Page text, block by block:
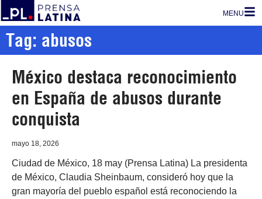
MENU
Tag: abusos
México destaca reconocimiento
en España de abusos durante
conquista
mayo 18, 2026
Ciudad de México, 18 may (Prensa Latina) La presidenta
de México, Claudia Sheinbaum, consideró hoy que la
gran mayoría del pueblo español está reconociendo la